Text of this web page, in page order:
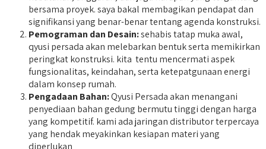
bersama proyek. saya bakal membagikan pendapat dan
signifikansi yang benar-benar tentang agenda konstruksi.
Pemograman dan Desain:sehabis tatap muka awal,
qyusi persada akan melebarkan bentuk serta memikirkan
peringkat konstruksi. kita tentu mencermati aspek
fungsionalitas, keindahan, serta ketepatgunaan energi
dalam konsep rumah.
Pengadaan Bahan:Qyusi Persada akan menangani
penyediaan bahan gedung bermutu tinggi dengan harga
yang kompetitif. kami ada jaringan distributor terpercaya
yang hendak meyakinkan kesiapan materi yang
diperlukan